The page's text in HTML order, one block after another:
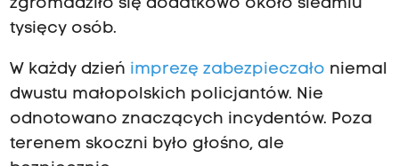
zgromadziło się dodatkowo około siedmiu
tysięcy osób.
W każdy dzień imprezę zabezpieczało niemal
dwustu małopolskich policjantów. Nie
odnotowano znaczących incydentów. Poza
terenem skoczni było głośno, ale